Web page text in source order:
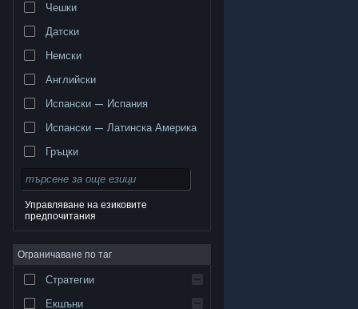
търговски марки принадлежат на съответните им
собственици в САЩ и други страни.
поверителност|Юридическа информация|
Достъпност|Условия за ползване на Steam
Възстановявания|Бисквитки
Чешки
Датски
Немски
Английски
Испански — Испания
Испански — Латинска Америка
Гръцки
Управляване на езиковите
предпочитания
Ограничаване по таг
Стратегии
Екшъни